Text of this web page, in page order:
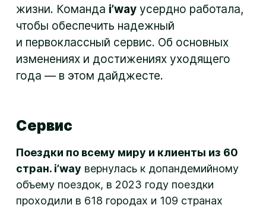
жизни. Команда i’wayусердно работала,
чтобы обеспечить надежный
и первоклассный сервис. Об основных
изменениях и достижениях уходящего
года — в этом дайджесте.
Сервис
Поездки по всему миру и клиенты из 60
стран.i’way вернулась к допандемийному
объему поездок, в 2023 году поездки
проходили в 618 городах и 109 странах